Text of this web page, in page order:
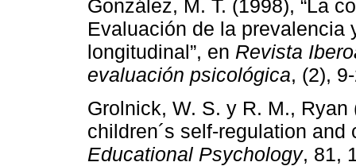
González, M. T. (1998), “La
Evaluación de la prevalencia
longitudinal”, en Revista
evaluación psicológica, (2),
Grolnick, W. S. y R. M.,
children´s self-regulation
Educational Psychology, 81,